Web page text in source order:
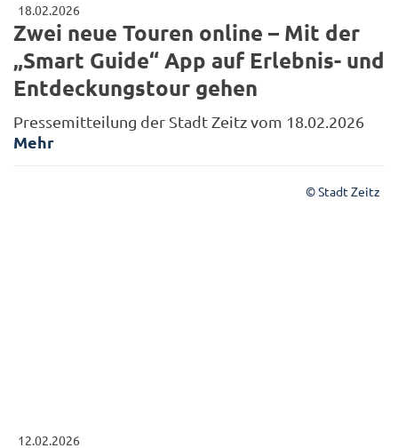
18.02.2026
Zwei neue Touren online – Mit der
„Smart Guide“ App auf Erlebnis- und
Entdeckungstour gehen
Pressemitteilung der Stadt Zeitz vom 18.02.2026
Mehr
© Stadt Zeitz
12.02.2026